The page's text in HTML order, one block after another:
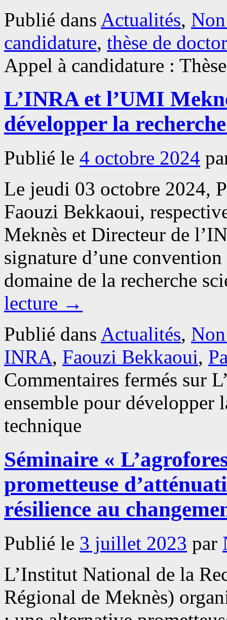
Publié dans Actualités,
candidature, thèse de
Appel à candidature :
L’INRA et l’UMI
développer la
Publié le 4 octobre 2024
Le jeudi 03 octobre 2024,
Faouzi Bekkaoui,
Meknès et Directeur de
signature d’une
domaine de la recherche
lecture →
Publié dans Actualités,
INRA, Faouzi Bekkaoui,
Commentaires fermés sur
ensemble pour développer
technique
Séminaire «
prometteuse
résilience au
Publié le 3 juillet 2023 par
L’Institut National de la
Régional de Meknès)